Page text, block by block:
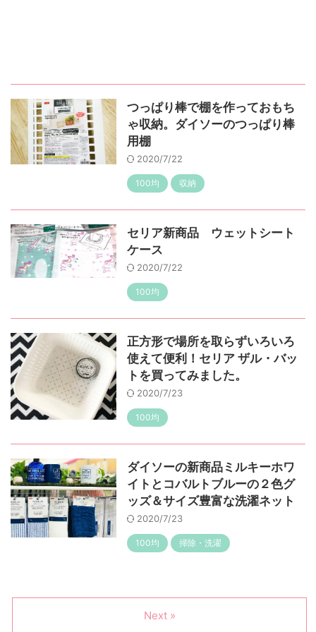
つっぱり棒で棚を作っておもち
ゃ収納。ダイソーのつっぱり棒
用棚
2020/7/22
100均 収納
セリア新商品 ウェットシート
ケース
2020/7/22
100均
正方形で場所を取らずいろいろ
使えて便利！セリア ザル・バッ
トを買ってみました。
2020/7/23
100均
ダイソーの新商品ミルキーホワ
イトとコバルトブルーの２色グ
ッズ＆サイズ豊富な洗濯ネット
2020/7/23
100均 掃除・洗濯
Next »